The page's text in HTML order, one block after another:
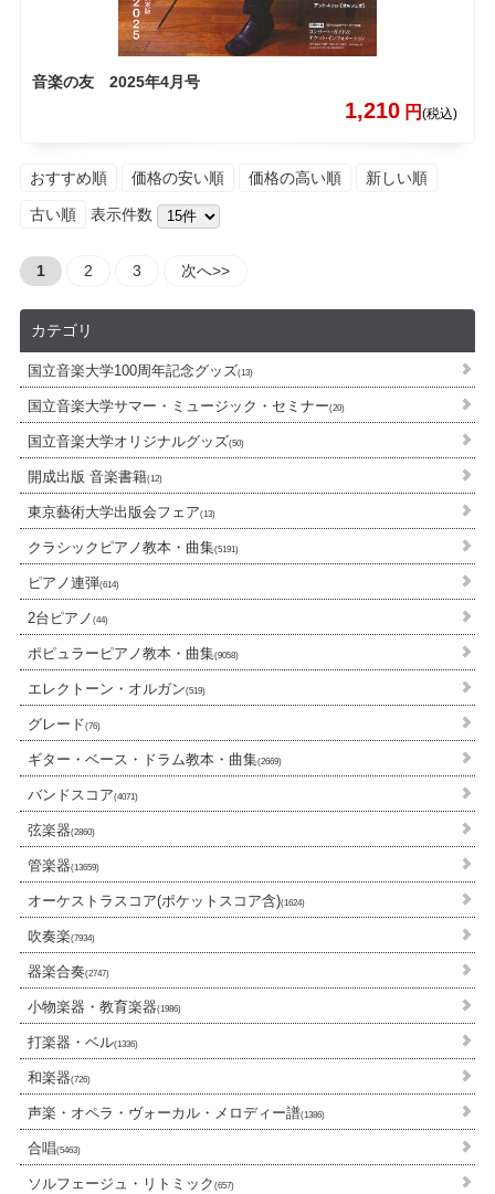
カテゴリ
国立音楽大学100周年記念グッズ(13)
国立音楽大学サマー・ミュージック・セミナー(20)
国立音楽大学オリジナルグッズ(50)
開成出版 音楽書籍(12)
東京藝術大学出版会フェア(13)
クラシックピアノ教本・曲集(5191)
ピアノ連弾(614)
2台ピアノ (44)
ポピュラーピアノ教本・曲集(9058)
エレクトーン・オルガン(519)
グレード(76)
ギター・ベース・ドラム教本・曲集(2669)
バンドスコア(4071)
弦楽器(2860)
管楽器(13659)
オーケストラスコア(ポケットスコア含)(1624)
吹奏楽(7934)
器楽合奏(2747)
小物楽器・教育楽器(1986)
打楽器・ベル(1336)
和楽器(726)
声楽・オペラ・ヴォーカル・メロディー譜(1386)
合唱(5463)
ソルフェージュ・リトミック (657)
音楽の友 2025年4月号
1,210 円(税込)
おすすめ順 価格の安い順 価格の高い順 新しい順
古い順 表示件数
1 2 3 次へ>>